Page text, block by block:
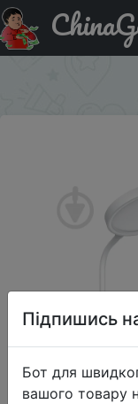
Придбати по
1x6 Вт біла 27413
Підпишись
Бот для
вашого товару